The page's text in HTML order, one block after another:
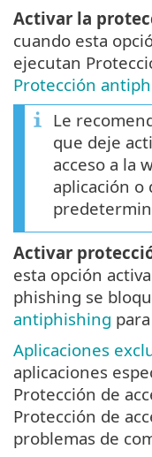
Activar la
cuando esta
ejecutan
Protección
Le
que deje
acceso a la
aplicación o
Activar
esta opción
phishing se
antiphishing
Aplicaciones
aplicaciones
Protección de
Protección de
problemas de